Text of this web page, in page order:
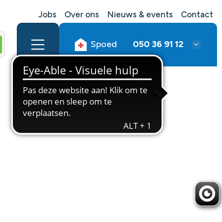
Jobs Over ons Nieuws & events Contact
Spoed 050 36 91 12